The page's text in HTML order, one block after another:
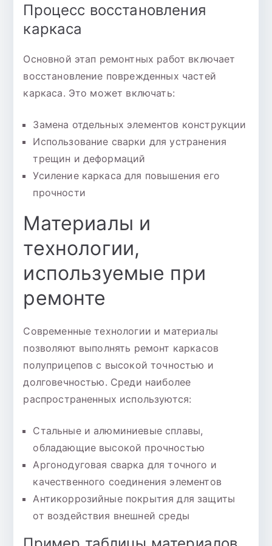
Процесс восстановления
каркаса
Основной этап ремонтных работ включает
восстановление поврежденных частей
каркаса. Это может включать:
Замена отдельных элементов конструкции
Использование сварки для устранения
трещин и деформаций
Усиление каркаса для повышения его
прочности
Материалы и
технологии,
используемые при
ремонте
Современные технологии и материалы
позволяют выполнять ремонт каркасов
полуприцепов с высокой точностью и
долговечностью. Среди наиболее
распространенных используются:
Стальные и алюминиевые сплавы,
обладающие высокой прочностью
Аргонодуговая сварка для точного и
качественного соединения элементов
Антикоррозийные покрытия для защиты
от воздействия внешней среды